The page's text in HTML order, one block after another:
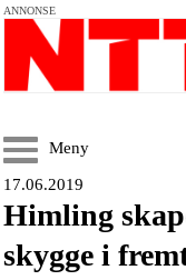
ANNONSE
Meny
17.06.2019
Himling
skygge i